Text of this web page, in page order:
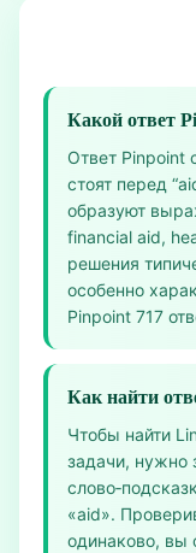
Какой ответ
Ответ Pinpoint
стоят перед
образуют
financial aid,
решения
особенно
Pinpoint 717
Как найти
Чтобы найти
задачи, нужно
«aid».
одинаково, вы